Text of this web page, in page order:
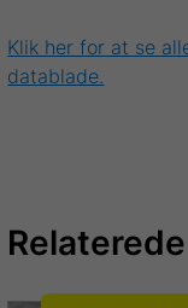
Klik her for at se
datablade.